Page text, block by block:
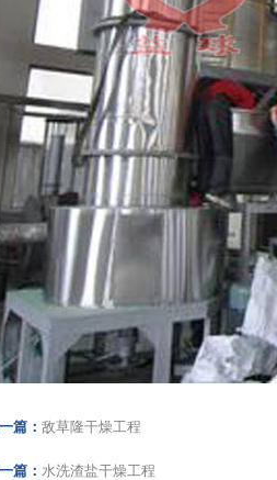
篇： 敌草隆干燥工程
篇： 水洗渣盐干燥工程